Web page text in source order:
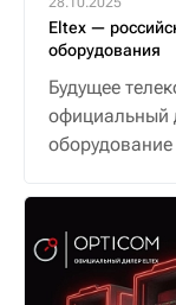
Eltex —
оборудования
Будущее
официальный
оборудование